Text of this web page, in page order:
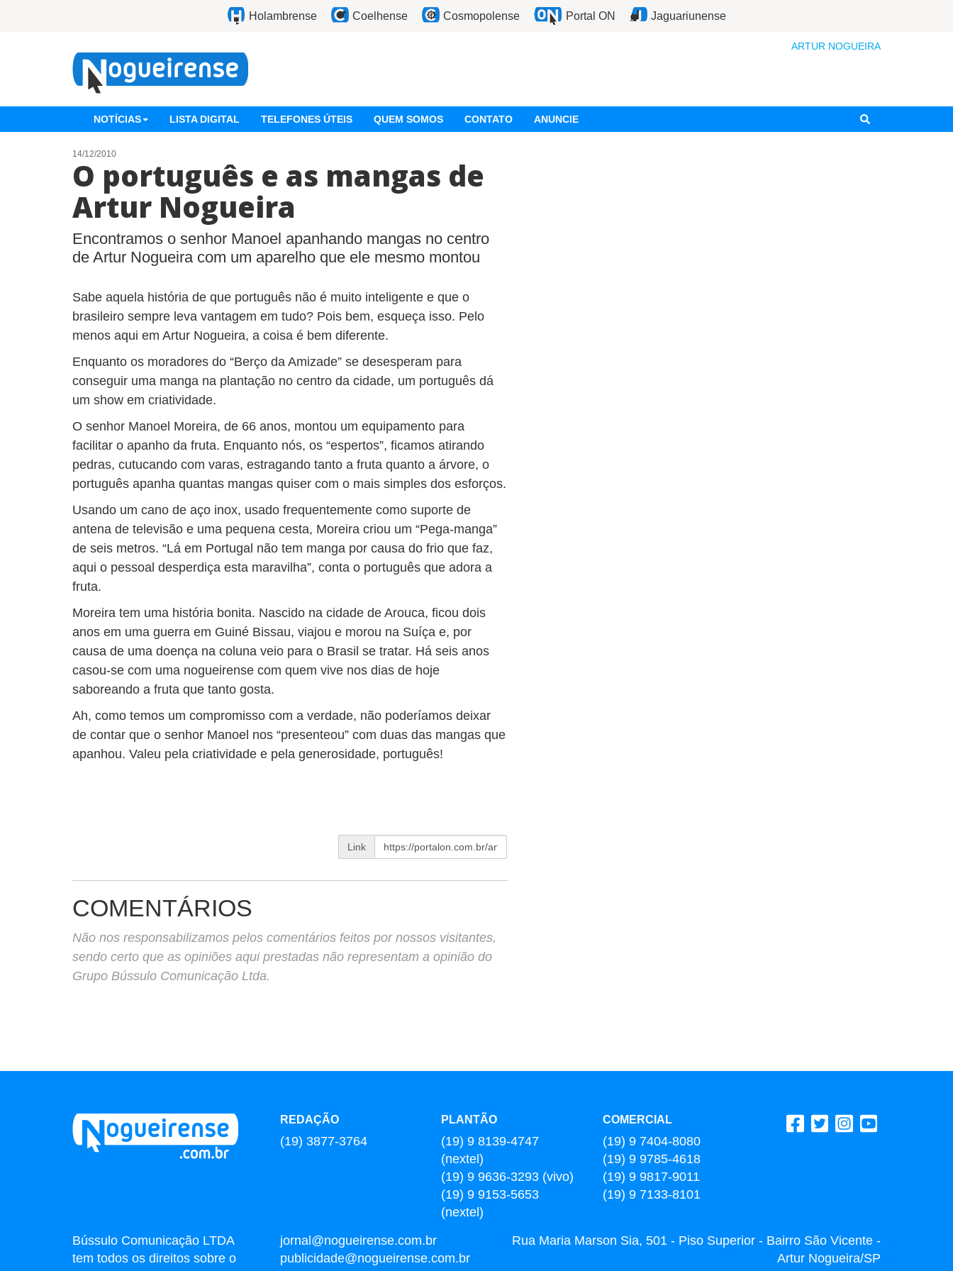
Holambrense Coelhense Cosmopolense Portal ON Jaguariunense
ARTUR NOGUEIRA
NOTÍCIAS LISTA DIGITAL TELEFONES ÚTEIS QUEM SOMOS CONTATO ANUNCIE
14/12/2010
O português e as mangas de
Artur Nogueira
Encontramos o senhor Manoel apanhando mangas no centro
de Artur Nogueira com um aparelho que ele mesmo montou
Sabe aquela história de que português não é muito inteligente e que o
brasileiro sempre leva vantagem em tudo? Pois bem, esqueça isso. Pelo
menos aqui em Artur Nogueira, a coisa é bem diferente.
Enquanto os moradores do “Berço da Amizade” se desesperam para
conseguir uma manga na plantação no centro da cidade, um português dá
um show em criatividade.
O senhor Manoel Moreira, de 66 anos, montou um equipamento para
facilitar o apanho da fruta. Enquanto nós, os “espertos”, ficamos atirando
pedras, cutucando com varas, estragando tanto a fruta quanto a árvore, o
português apanha quantas mangas quiser com o mais simples dos esforços.
Usando um cano de aço inox, usado frequentemente como suporte de
antena de televisão e uma pequena cesta, Moreira criou um “Pega-manga”
de seis metros. “Lá em Portugal não tem manga por causa do frio que faz,
aqui o pessoal desperdiça esta maravilha”, conta o português que adora a
fruta.
Moreira tem uma história bonita. Nascido na cidade de Arouca, ficou dois
anos em uma guerra em Guiné Bissau, viajou e morou na Suíça e, por
causa de uma doença na coluna veio para o Brasil se tratar. Há seis anos
casou-se com uma nogueirense com quem vive nos dias de hoje
saboreando a fruta que tanto gosta.
Ah, como temos um compromisso com a verdade, não poderíamos deixar
de contar que o senhor Manoel nos “presenteou” com duas das mangas que
apanhou. Valeu pela criatividade e pela generosidade, português!
Link
COMENTÁRIOS
Não nos responsabilizamos pelos comentários feitos por nossos visitantes,
sendo certo que as opiniões aqui prestadas não representam a opinião do
Grupo Bússulo Comunicação Ltda.
REDAÇÃO
(19) 3877-3764
PLANTÃO
(19) 9 8139-4747
(nextel)
(19) 9 9636-3293 (vivo)
(19) 9 9153-5653
(nextel)
COMERCIAL
(19) 9 7404-8080
(19) 9 9785-4618
(19) 9 9817-9011
(19) 9 7133-8101
Bússulo Comunicação LTDA
tem todos os direitos sobre o
jornal@nogueirense.com.br
publicidade@nogueirense.com.br
Rua Maria Marson Sia, 501 - Piso Superior - Bairro São Vicente -
Artur Nogueira/SP